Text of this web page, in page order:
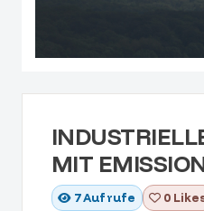
MIT
7Aufrufe 0